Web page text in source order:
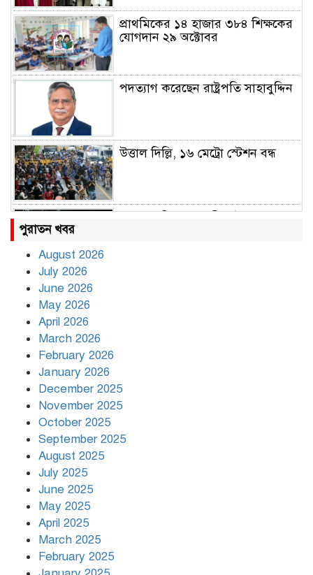
প্রাথমিকের ১৪ হাজার ৩৮৪ শিক্ষকের
যোগদান ২৯ অক্টোবর
পদত্যাগ করেছেন রাষ্ট্রপতি সাহাবুদ্দিন
উত্তাল দিল্লি, ১৬ মেট্রো স্টেশন বন্ধ
বৃষ্টি থামার নাম নেই, পথে পথে
পুরাতন খবর
August 2026
July 2026
June 2026
May 2026
April 2026
March 2026
February 2026
January 2026
December 2025
November 2025
October 2025
September 2025
August 2025
July 2025
June 2025
May 2025
April 2025
March 2025
February 2025